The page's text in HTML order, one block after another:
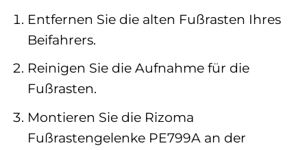
Entfernen Sie die alten Fußrasten Ihres
Beifahrers.
Reinigen Sie die Aufnahme für die
Fußrasten.
Montieren Sie die Rizoma
Fußrastengelenke PE799A an der